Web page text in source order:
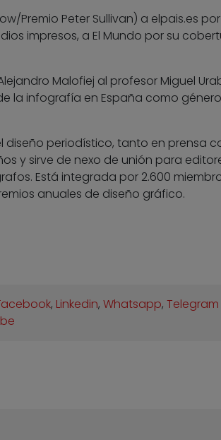
Premio Peter Sullivan) a elpais.es
impresos, a El Mundo por su
Malofiej al profesor Miguel
la infografía en España como género
diseño periodístico, tanto en prensa
y sirve de nexo de unión para
Está integrada por 2.600
anuales de diseño gráfico.
, Linkedin,Whatsapp,Telegram